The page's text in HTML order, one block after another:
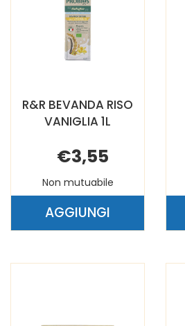
R&R BEVANDA RISO
VANIGLIA 1L
€3,55
Non mutuabile
AGGIUNGIAGGIUNGI R&R
RISO